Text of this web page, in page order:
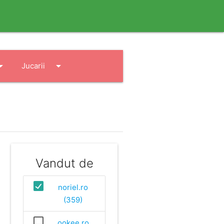
Jucarii arrow_drop_down
Vandut de
noriel.ro
(359)